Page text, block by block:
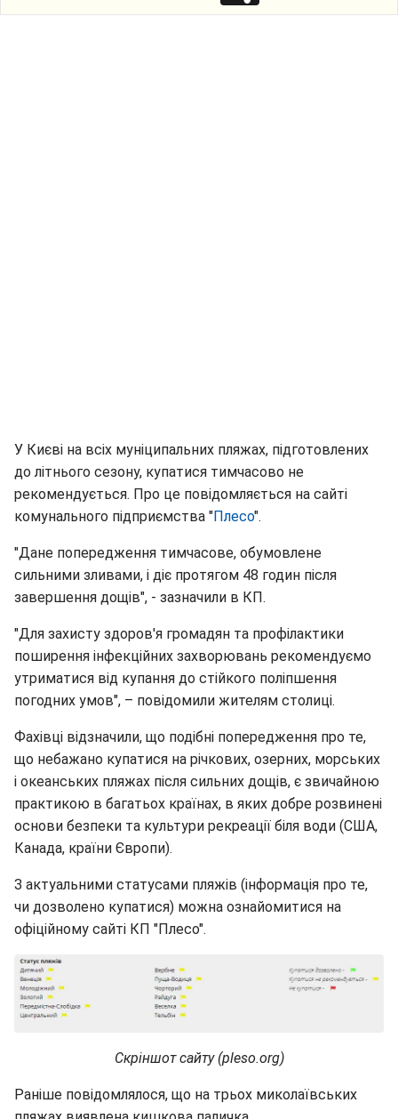
У Києві на всіх муніципальних пляжах, підготовлених
до літнього сезону, купатися тимчасово не
рекомендується. Про це повідомляється на сайті
комунального підприємства "Плесо".
"Дане попередження тимчасове, обумовлене
сильними зливами, і діє протягом 48 годин після
завершення дощів", - зазначили в КП.
"Для захисту здоров'я громадян та профілактики
поширення інфекційних захворювань рекомендуємо
утриматися від купання до стійкого поліпшення
погодних умов", – повідомили жителям столиці.
Фахівці відзначили, що подібні попередження про те,
що небажано купатися на річкових, озерних, морських
і океанських пляжах після сильних дощів, є звичайною
практикою в багатьох країнах, в яких добре розвинені
основи безпеки та культури рекреації біля води (США,
Канада, країни Європи).
З актуальними статусами пляжів (інформація про те,
чи дозволено купатися) можна ознайомитися на
офіційному сайті КП "Плесо".
Скріншот сайту (pleso.org)
Раніше повідомлялося, що на трьох миколаївських